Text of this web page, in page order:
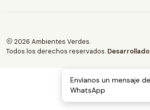
2026 Ambientes Verdes.
Todos los derechos reservados.
Envíanos un mensaje de
WhatsApp